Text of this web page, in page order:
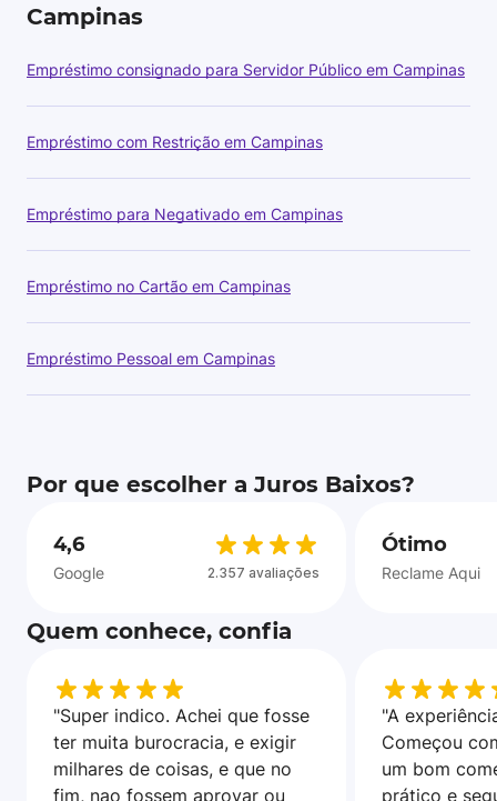
Campinas
Empréstimo consignado para Servidor Público em Campinas
Empréstimo com Restrição em Campinas
Empréstimo para Negativado em Campinas
Empréstimo no Cartão em Campinas
Empréstimo Pessoal em Campinas
Por que escolher a Juros Baixos?
4,6
Google 2.357 avaliações
Ótimo
Reclame Aqui
Quem conhece, confia
"Super indico. Achei que fosse
ter muita burocracia, e exigir
milhares de coisas, e que no
fim, nao fossem aprovar ou
"A
Começou
um bom
prático e